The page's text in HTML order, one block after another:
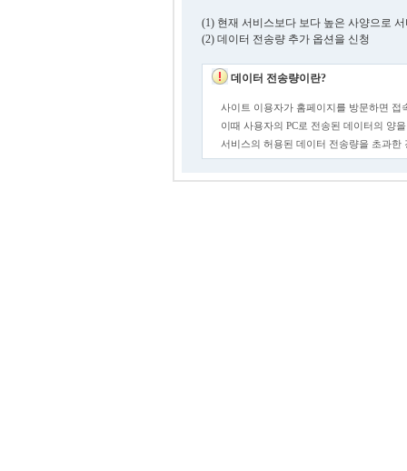
(1) 현재 서비스보다 보다 높은 사양으로
(2) 데이터 전송량 추가 옵션을 신청
데이터 전송량이란?
사이트 이용자가 홈페이지를 방문하면 접
이때 사용자의 PC로 전송된 데이터의 양
서비스의 허용된 데이터 전송량을 초과